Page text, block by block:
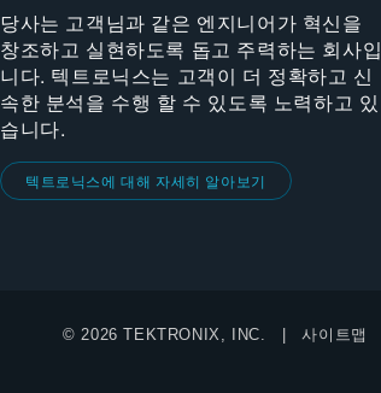
당사는 고객님과 같은 엔지니어가 혁신을
창조하고 실현하도록 돕고 주력하는 회사입
니다. 텍트로닉스는 고객이 더 정확하고 신
속한 분석을 수행 할 수 있도록 노력하고 있
습니다.
텍트로닉스에 대해 자세히 알아보기
© 2026 TEKTRONIX, INC. 사이트맵